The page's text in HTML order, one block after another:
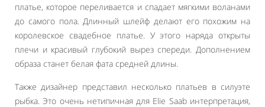
платье, которое переливается и спадает мягкими воланами
до самого пола. Длинный шлейф делают его похожим на
королевское свадебное платье. У этого наряда открыты
плечи и красивый глубокий вырез спереди. Дополнением
образа станет белая фата средней длины.
Также дизайнер представил несколько платьев в силуэте
рыбка. Это очень нетипичная для Elie Saab интерпретация,